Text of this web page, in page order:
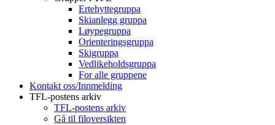
Ertehyttegruppa
Skianlegg gruppa
Løypegruppa
Orienteringsgruppa
Skigruppa
Vedlikeholdsgruppa
For alle gruppene
Kontakt oss/Innmelding
TFL-postens arkiv
TFL-postens arkiv
Gå til filoversikten